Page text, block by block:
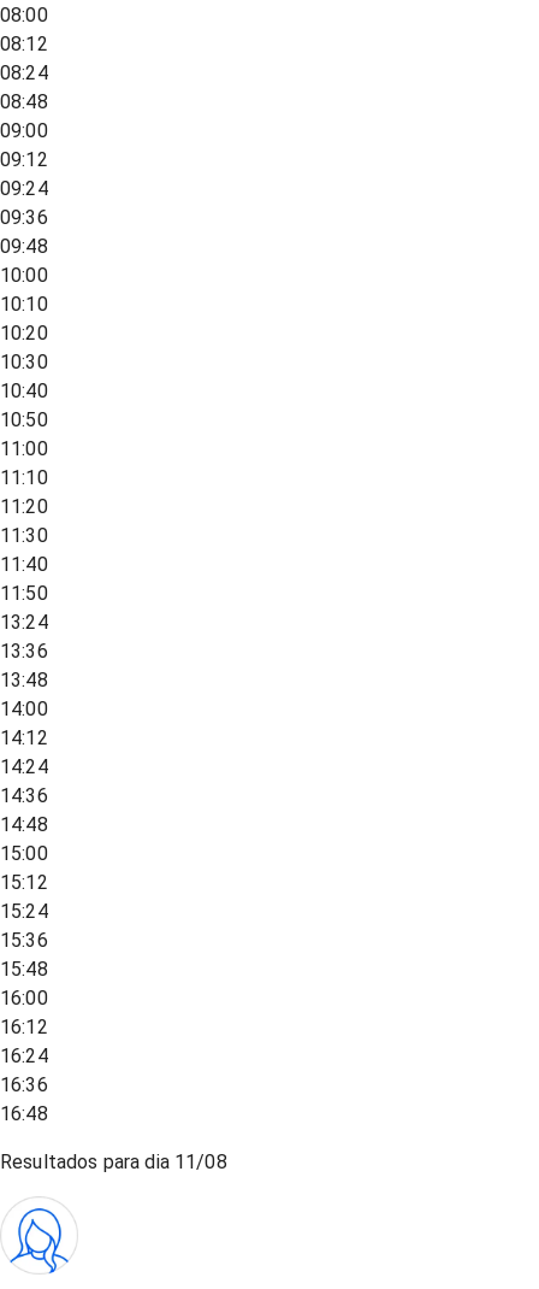
08:00
08:12
08:24
08:48
09:00
09:12
09:24
09:36
09:48
10:00
10:10
10:20
10:30
10:40
10:50
11:00
11:10
11:20
11:30
11:40
11:50
13:24
13:36
13:48
14:00
14:12
14:24
14:36
14:48
15:00
15:12
15:24
15:36
15:48
16:00
16:12
16:24
16:36
16:48
Resultados para dia 11/08